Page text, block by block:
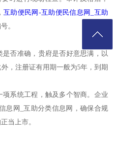
互助便民网-互助便民信息网_互助
。
否准确，贵府是否好意思满，以
，注册证有用期一般为5年，到期
系统工程，触及多个智商。企业
息网_互助分类信息网，确保合规
当上市。